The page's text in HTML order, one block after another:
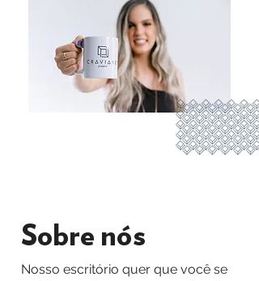
Sobre nós
Nosso escritório quer que você se